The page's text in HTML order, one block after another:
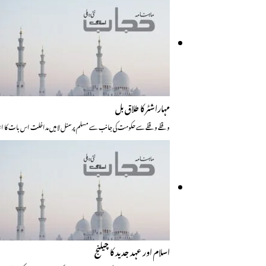
مہاراشٹر کا طلاق بل
وقفے وقفے سے حکومت کی جانب سے مسلم پرسنل لا میں مداخلت اس بات کا
اسلام اور عہد جدید کا چیلنج